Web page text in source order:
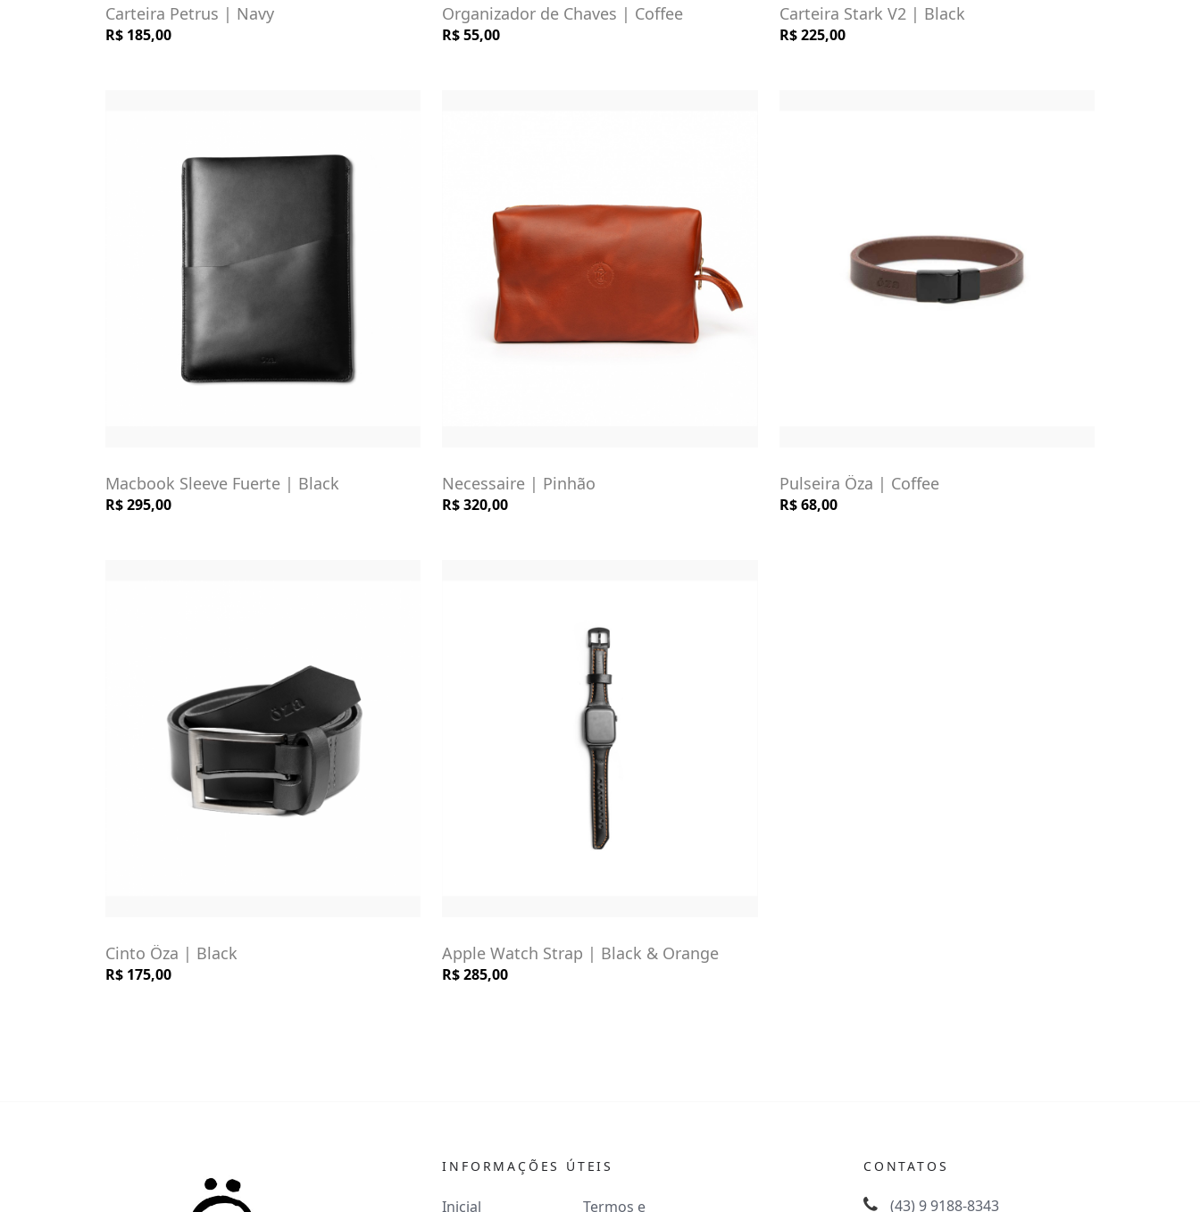
Carteira Petrus | Navy
R$ 185,00
Organizador de Chaves | Coffee
R$ 55,00
Carteira Stark V2 | Black
R$ 225,00
Macbook Sleeve Fuerte | Black
R$ 295,00
Necessaire | Pinhão
R$ 320,00
Pulseira Öza | Coffee
R$ 68,00
Cinto Öza | Black
R$ 175,00
Apple Watch Strap | Black & Orange
R$ 285,00
INFORMAÇÕES ÚTEIS
Inicial Termos e
CONTATOS
(43) 9 9188-8343